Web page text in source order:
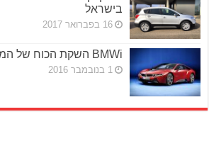
בישראל
16 בפברואר 2017
BMWi השקת הכוח של המחר
1 בנובמבר 2016